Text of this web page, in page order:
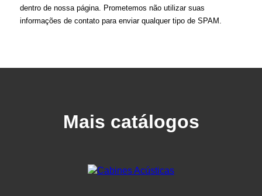
dentro de nossa página. Prometemos não utilizar suas
informações de contato para enviar qualquer tipo de SPAM.
Mais catálogos